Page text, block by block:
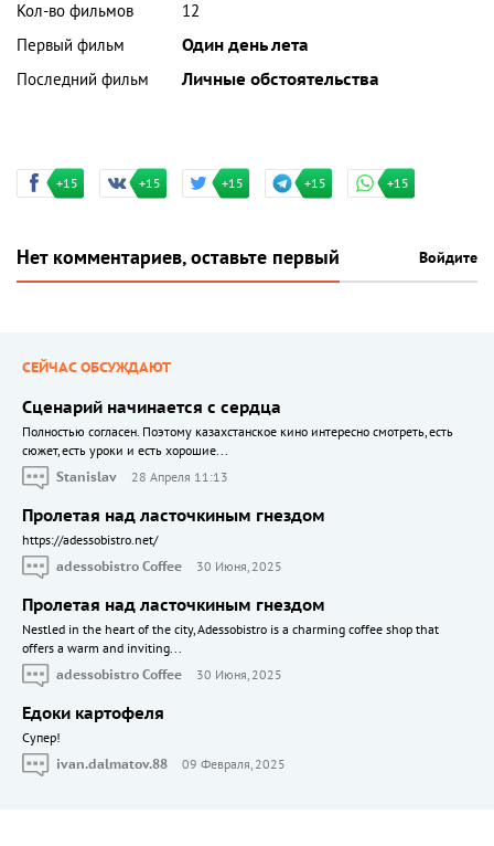
Кол-во фильмов
12
Первый фильм
Один день лета
Последний фильм
Личные обстоятельства
+15 +15 +15 +15 +15
Нет комментариев, оставьте первый Войдите
СЕЙЧАС ОБСУЖДАЮТ
Сценарий начинается с сердца
Полностью согласен. Поэтому казахстанское кино интересно смотреть, есть
сюжет, есть уроки и есть хорошие...
Stanislav
28 Апреля 11:13
Пролетая над ласточкиным гнездом
https://adessobistro.net/
adessobistro Coffee
30 Июня, 2025
Пролетая над ласточкиным гнездом
Nestled in the heart of the city, Adessobistro is a charming coffee shop that
offers a warm and inviting...
adessobistro Coffee
30 Июня, 2025
Едоки картофеля
Cупер!
ivan.dalmatov.88
09 Февраля, 2025